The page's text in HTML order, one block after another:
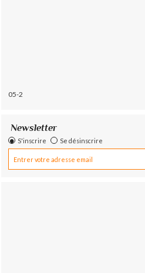
05-2
Newsletter
S'inscrire Se désinscrire